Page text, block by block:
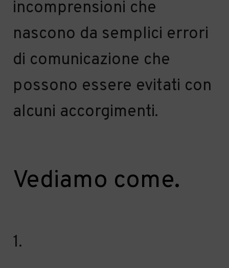
incomprensioni che
nascono da semplici errori
di comunicazione che
possono essere evitati con
alcuni accorgimenti.
Vediamo come.
1.